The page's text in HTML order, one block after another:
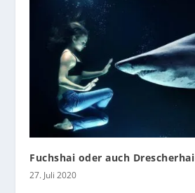
Fuchshai oder auch Drescherhai
27. Juli 2020